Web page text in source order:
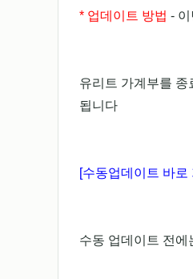
* 업데이트 방법 -
유리트 가계부를
됩니다
[수동업데이트 바로
수동 업데이트 전